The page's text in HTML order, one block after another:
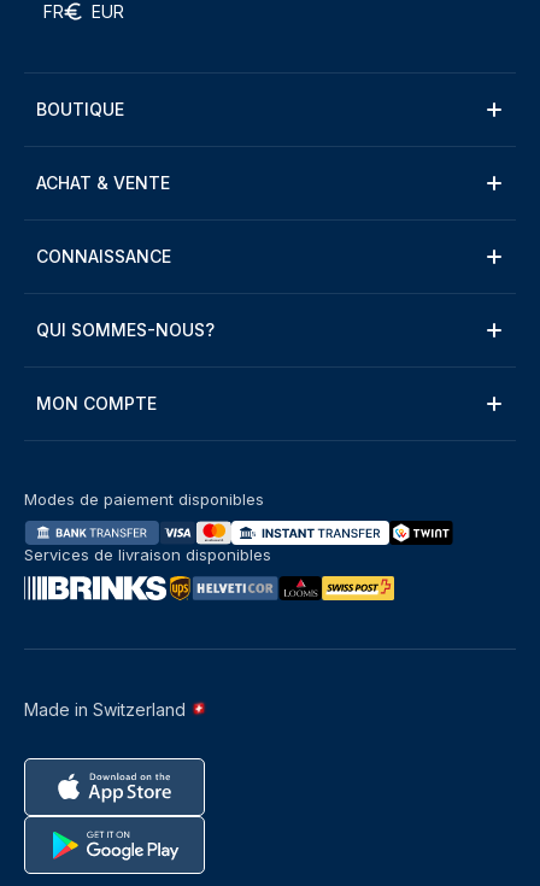
FR EUR
BOUTIQUE
ACHAT & VENTE
CONNAISSANCE
QUI SOMMES-NOUS?
MON COMPTE
Made in Switzerland
Modes de paiement disponibles
Services de livraison disponibles